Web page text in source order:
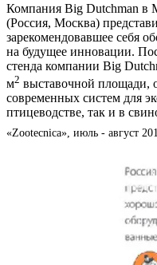
Компания Big Dutchman в
(Россия, Москва)
зарекомендовавшее себя
на будущее инновации.
стенда компании Big
м2 выставочной площади,
современных систем для
птицеводстве, так и в
«Zootecnica», июль - август